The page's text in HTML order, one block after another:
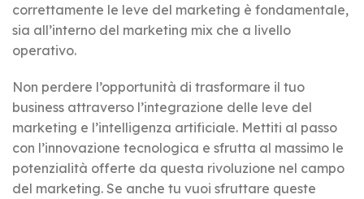
correttamente le leve del marketing è fondamentale,
sia all’interno del marketing mix che a livello
operativo.
Non perdere l’opportunità di trasformare il tuo
business attraverso l’integrazione delle leve del
marketing e l’intelligenza artificiale. Mettiti al passo
con l’innovazione tecnologica e sfrutta al massimo le
potenzialità offerte da questa rivoluzione nel campo
del marketing. Se anche tu vuoi sfruttare queste